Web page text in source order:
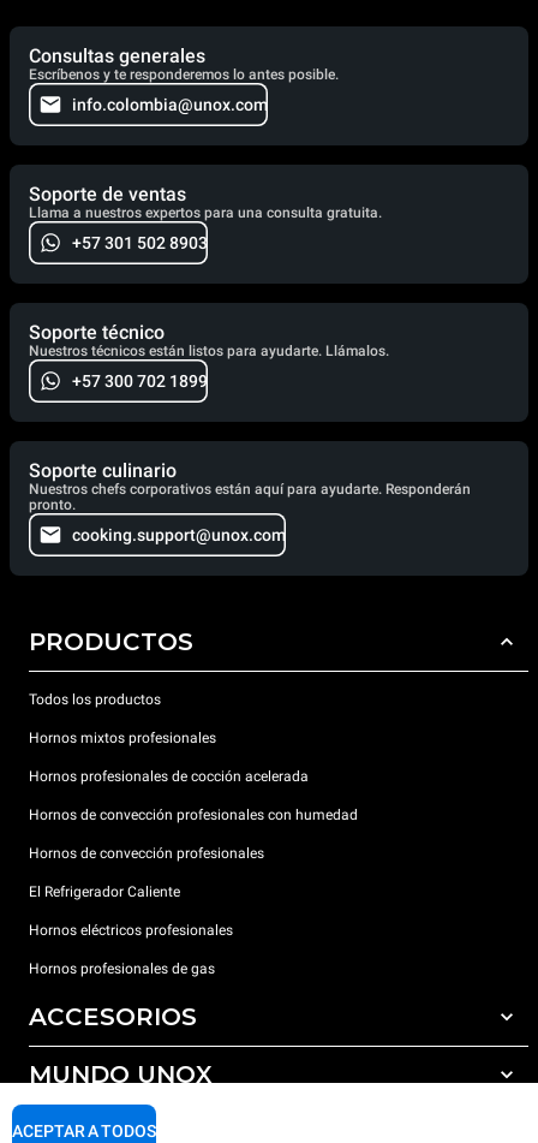
Consultas generales
Escríbenos y te responderemos lo antes posible.
info.colombia@unox.com
Soporte de ventas
Llama a nuestros expertos para una consulta gratuita.
+57 301 502 8903
Soporte técnico
Nuestros técnicos están listos para ayudarte. Llámalos.
+57 300 702 1899
Soporte culinario
Nuestros chefs corporativos están aquí para ayudarte. Responderán
pronto.
cooking.support@unox.com
PRODUCTOS
Todos los productos
Hornos mixtos profesionales
Hornos profesionales de cocción acelerada
Hornos de convección profesionales con humedad
Hornos de convección profesionales
El Refrigerador Caliente
Hornos eléctricos profesionales
Hornos profesionales de gas
ACCESORIOS
Todos los accesorios
Detergentes para lavado automático
MUNDO UNOX
Nuestras sedes en el mundo
SOPORTE
ACEPTAR A TODOS